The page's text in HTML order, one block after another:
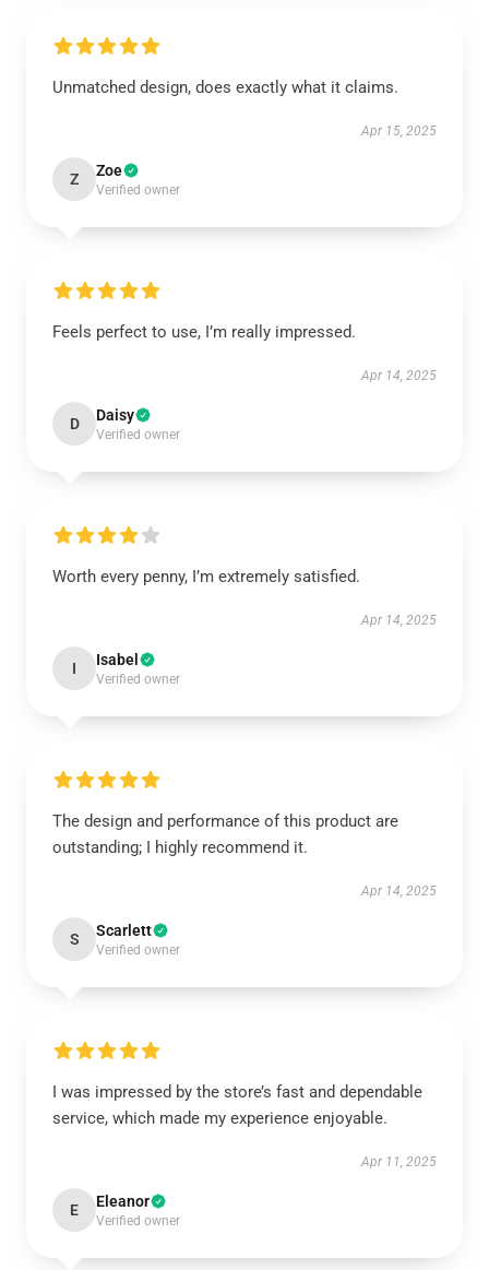
Unmatched design, does exactly what it claims.
Apr 15, 2025
Z Zoe
Verified owner
Feels perfect to use, I’m really impressed.
Apr 14, 2025
D Daisy
Verified owner
Worth every penny, I’m extremely satisfied.
Apr 14, 2025
I Isabel
Verified owner
The design and performance of this product are
outstanding; I highly recommend it.
Apr 14, 2025
S Scarlett
Verified owner
I was impressed by the store’s fast and dependable
service, which made my experience enjoyable.
Apr 11, 2025
E Eleanor
Verified owner